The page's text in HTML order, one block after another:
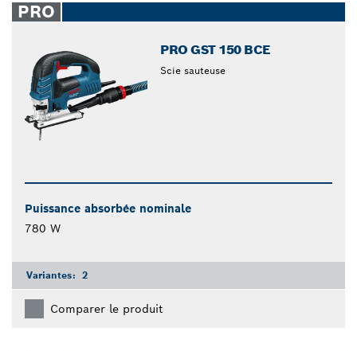
PRO
PRO GST 150 BCE
Scie sauteuse
Puissance absorbée nominale
780 W
Variantes: 2
Comparer le produit